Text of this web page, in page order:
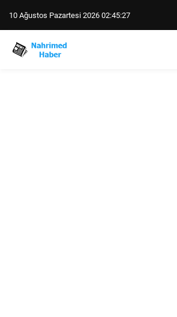
10 Ağustos Pazartesi 2026 02:45:28